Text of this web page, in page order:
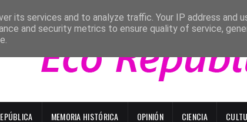
MEMORIA HISTÓRICA OPINIÓN CIENCIA
its services and to analyze traffic. Your IP address and
and security metrics to ensure quality of service,